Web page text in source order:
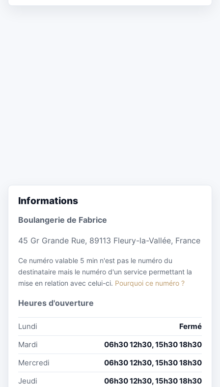
Informations
Boulangerie de Fabrice
45 Gr Grande Rue, 89113 Fleury-la-Vallée, France
Ce numéro valable 5 min n'est pas le numéro du
destinataire mais le numéro d'un service permettant la
mise en relation avec celui-ci. Pourquoi ce numéro ?
Heures d'ouverture
Lundi
Fermé
Mardi
06h30 12h30, 15h30 18h30
Mercredi
06h30 12h30, 15h30 18h30
Jeudi
06h30 12h30, 15h30 18h30